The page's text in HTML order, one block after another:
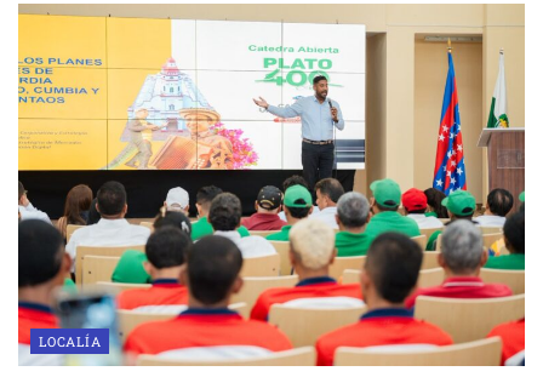
LOCALÍA